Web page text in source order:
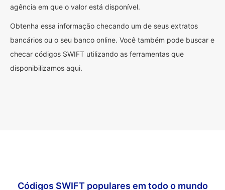
agência em que o valor está disponível.
Obtenha essa informação checando um de seus extratos
bancários ou o seu banco online. Você também pode buscar e
checar códigos SWIFT utilizando as ferramentas que
disponibilizamos aqui.
Códigos SWIFT populares em todo o mundo